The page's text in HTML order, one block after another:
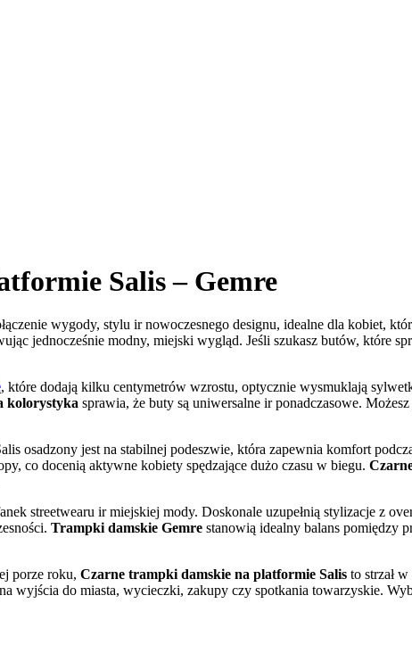
Salis – Gemre
wygody, stylu ir nowoczesnego designu, idealne dla kobiet,
jednocześnie modny, miejski wygląd. Jeśli szukasz butów, które
, które dodają kilku centymetrów wzrostu, optycznie wysmuklają
kolorystyka sprawia, że buty są uniwersalne ir ponadczasowe.
osadzony jest na stabilnej podeszwie, która zapewnia komfort
co docenią aktywne kobiety spędzające dużo czasu w biegu.
streetwearu ir miejskiej mody. Doskonale uzupełnią stylizacje z
Trampki damskie Gemre stanowią idealny balans pomiędzy
porze roku, Czarne trampki damskie na platformie Salis to strzał
wyjścia do miasta, wycieczki, zakupy czy spotkania towarzyskie.